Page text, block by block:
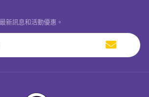
新訊息和活動優惠。